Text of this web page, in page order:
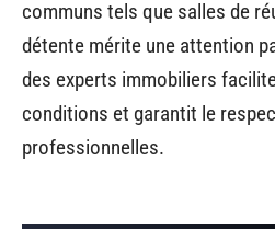
communs tels que salles de
détente mérite une attention
des experts immobiliers
conditions et garantit le
professionnelles.